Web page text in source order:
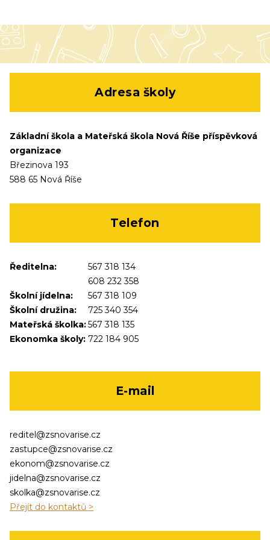
Adresa školy
Základní škola a Mateřská škola Nová Říše příspěvková
organizace
Březinova 193
588 65 Nová Říše
Telefon
Ředitelna:
567 318 134
608 232 358
Školní jídelna:
567 318 109
Školní družina:
725 340 354
Mateřská školka:567 318 135
Ekonomka školy: 722 184 905
E-mail
reditel@zsnovarise.cz
zastupce@zsnovarise.cz
ekonom@zsnovarise.cz
jidelna@zsnovarise.cz
skolka@zsnovarise.cz
Přejít do kontaktů >